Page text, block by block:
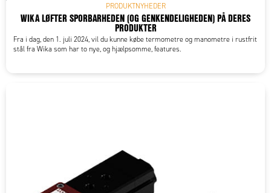
PRODUKTNYHEDER
WIKA LØFTER SPORBARHEDEN (OG GENKENDELIGHEDEN) PÅ DERES
PRODUKTER
Fra i dag, den 1. juli 2024, vil du kunne købe termometre og manometre i rustfrit
stål fra Wika som har to nye, og hjælpsomme, features.